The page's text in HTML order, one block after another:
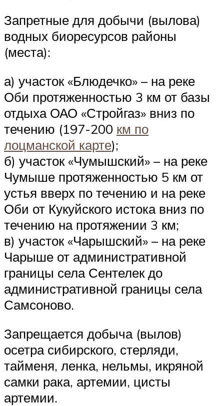
Запретные для добычи (вылова)
водных биоресурсов районы
(места):
а) участок «Блюдечко» – на реке
Оби протяженностью 3 км от базы
отдыха ОАО «Стройгаз» вниз по
течению (197-200 км по
лоцманской карте);
б) участок «Чумышский» – на реке
Чумыше протяженностью 5 км от
устья вверх по течению и на реке
Оби от Кукуйского истока вниз по
течению на протяжении 3 км;
в) участок «Чарышский» – на реке
Чарыше от административной
границы села Сентелек до
административной границы села
Самсоново.
Запрещается добыча (вылов)
осетра сибирского, стерляди,
тайменя, ленка, нельмы, икряной
самки рака, артемии, цисты
артемии.